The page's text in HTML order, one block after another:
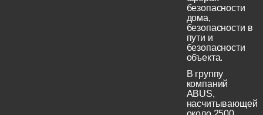
безопасности
дома,
безопасности в
пути и
безопасности
объекта.
В группу
компаний
ABUS,
насчитывающей